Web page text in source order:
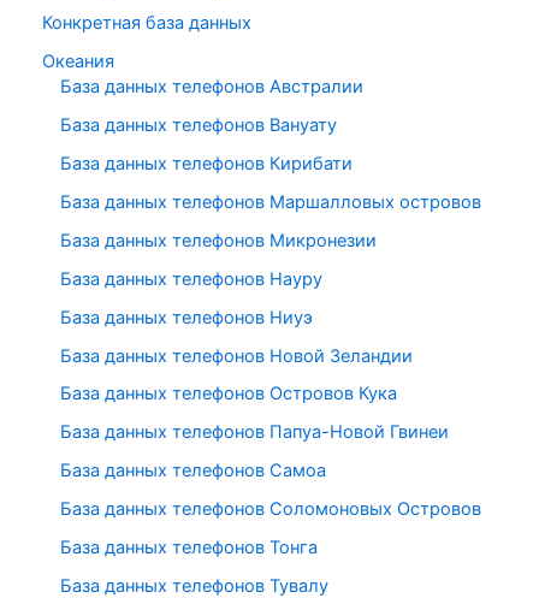
Конкретная база данных
Океания
База данных телефонов Австралии
База данных телефонов Вануату
База данных телефонов Кирибати
База данных телефонов Маршалловых островов
База данных телефонов Микронезии
База данных телефонов Науру
База данных телефонов Ниуэ
База данных телефонов Новой Зеландии
База данных телефонов Островов Кука
База данных телефонов Папуа-Новой Гвинеи
База данных телефонов Самоа
База данных телефонов Соломоновых Островов
База данных телефонов Тонга
База данных телефонов Тувалу